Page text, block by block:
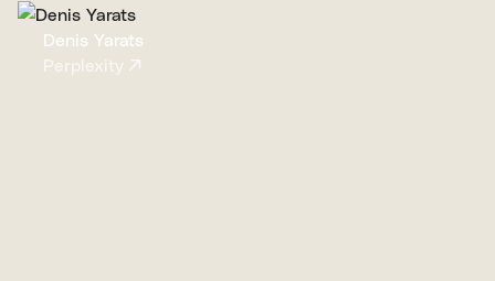
Denis Yarats
Perplexity